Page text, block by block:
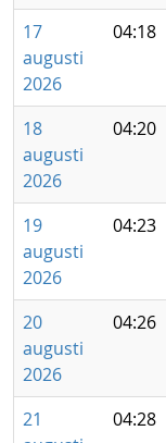
17
augusti
2026
04:18
18
augusti
2026
04:20
19
augusti
2026
04:23
20
augusti
2026
04:26
21
04:28